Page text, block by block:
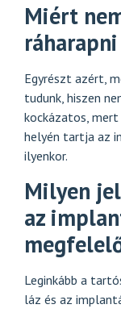
Miért
Egyrészt azért,
tudunk, hiszen
kockázatos,
helyén tartja az
ilyenkor.
Milyen
az
Leginkább a
láz és az